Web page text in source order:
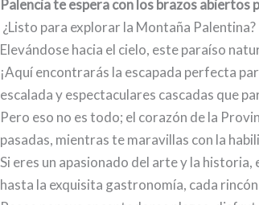
Palencia te espera con los brazos abiertos
¿Listo para explorar la Montaña Palentina?
Elevándose hacia el cielo, este paraíso
¡Aquí encontrarás la escapada perfecta
escalada y espectaculares cascadas que
Pero eso no es todo; el corazón de la
pasadas, mientras te maravillas con la
Si eres un apasionado del arte y la
hasta la exquisita gastronomía, cada